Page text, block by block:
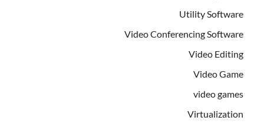
Utility Software
Video Conferencing Software
Video Editing
Video Game
video games
Virtualization